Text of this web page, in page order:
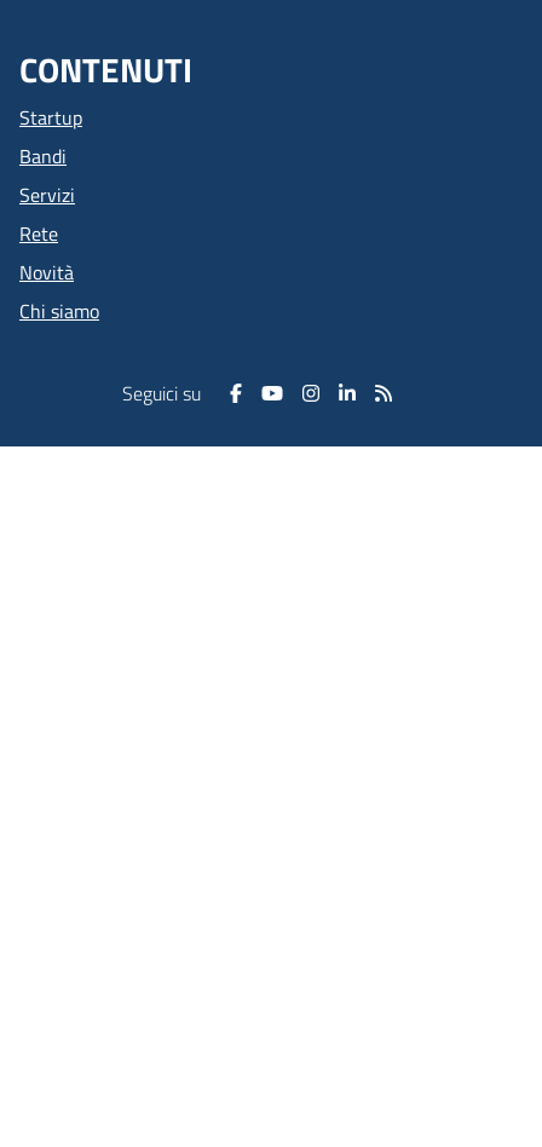
CONTENUTI
Startup
Bandi
Servizi
Rete
Novità
Chi siamo
Seguici su